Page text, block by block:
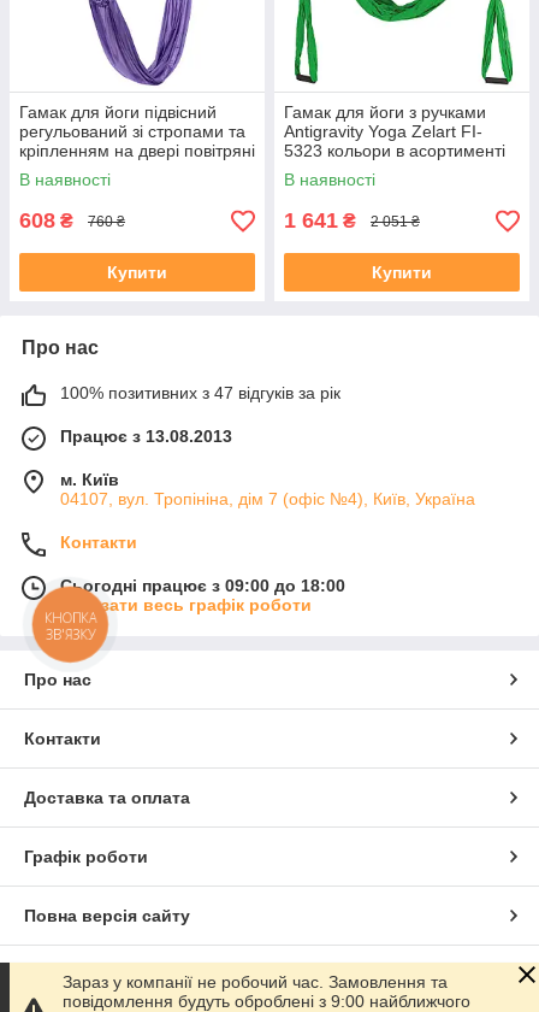
Гамак для йоги підвісний
регульований зі стропами та
кріпленням на двері повітряні
гойдалки Air Yoga rope Lutinq
LT-2090 кольори в
В наявності
608 ₴ 760 ₴
Купити
Гамак для йоги з ручками
Antigravity Yoga Zelart FI-
5323 кольори в асортименті
В наявності
1 641 ₴ 2 051 ₴
Купити
Про нас
100% позитивних з 47 відгуків за рік
Працює з 13.08.2013
м. Київ
04107, вул. Тропініна, дім 7 (офіс №4), Київ, Україна
Контакти
Сьогодні працює з 09:00 до 18:00
Показати весь графік роботи
Про нас
Контакти
Доставка та оплата
Графік роботи
Повна версія сайту
Сайт створено на маркетплейсіProm.ua
Зараз у компанії не робочий час. Замовлення та
повідомлення будуть оброблені з 9:00 найближчого
КНОПКА
ЗВ'ЯЗКУ